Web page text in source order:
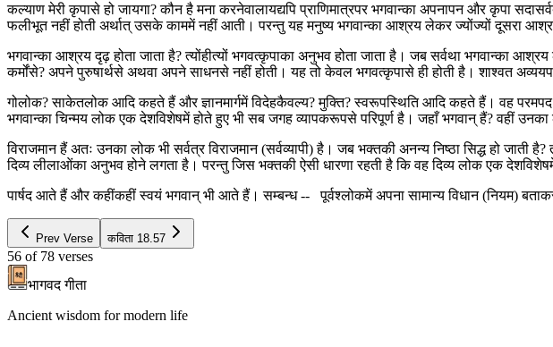
कल्याण मेरी कृपासे हो जायगा? कौन है मना करनेवालायद्यपि प्राणिमात्रपर भगवान्का अपनापन और कृपा
फलीभूत नहीं होती अर्थात् उसके काममें नहीं आती। परन्तु यह मनुष्य भगवान्का आश्रय लेकर ज्योंज्यों दूसरा
भगवान्का आश्रय दृढ़ होता जाता है? त्योंहीत्यों भगवत्कृपाका अनुभव होता जाता है। जब सर्वथा भगवान्का
कर्मोंसे? अपने पुरुषार्थसे अथवा अपने साधनसे नहीं होती। यह तो केवल भगवत्कृपासे ही होती है। शाश्वत
गोलोक? साकेतलोक आदि कहते हैं और ज्ञानमार्गमें विदेहकैवल्य? मुक्ति? स्वरूपस्थिति आदि कहते हैं। वह परमपद
भगवान्का चिन्मय लोक एक देशविशेषमें होते हुए भी सब जगह व्यापकरूपसे परिपूर्ण है। जहाँ भगवान् हैं? वहीं
विराजमान हैं अतः उनका लोक भी सर्वत्र विराजमान (सर्वव्यापी) है। जब भक्तकी अनन्य निष्ठा सिद्ध हो
दिव्य लीलाओंका अनुभव होने लगता है। परन्तु जिस भक्तकी ऐसी धारणा रहती है कि वह दिव्य लोक एक
पार्षद आते हैं और कहींकहीं स्वयं भगवान् भी आते हैं। सम्बन्ध -- पूर्वश्लोकमें अपना सामान्य विधान (नियम)
Prev Verse कविता 18.57
56 of 78 verses
भागवद गीता
Ancient wisdom for modern life